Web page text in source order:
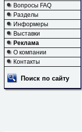
Вопросы FAQ
Разделы
Информеры
Выставки
Реклама
О компании
Контакты
Поиск по сайту